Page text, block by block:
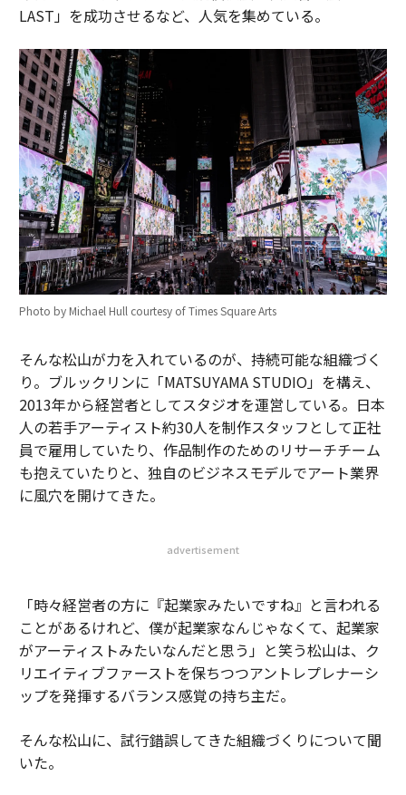
LAST」を成功させるなど、人気を集めている。
Photo by Michael Hull courtesy of Times Square Arts
そんな松山が力を入れているのが、持続可能な組織づく
り。ブルックリンに「MATSUYAMA STUDIO」を構え、
2013年から経営者としてスタジオを運営している。日本
人の若手アーティスト約30人を制作スタッフとして正社
員で雇用していたり、作品制作のためのリサーチチーム
も抱えていたりと、独自のビジネスモデルでアート業界
に風穴を開けてきた。
advertisement
「時々経営者の方に『起業家みたいですね』と言われる
ことがあるけれど、僕が起業家なんじゃなくて、起業家
がアーティストみたいなんだと思う」と笑う松山は、ク
リエイティブファーストを保ちつつアントレプレナーシ
ップを発揮するバランス感覚の持ち主だ。
そんな松山に、試行錯誤してきた組織づくりについて聞
いた。